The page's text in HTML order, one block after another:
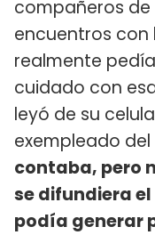
compañeros
encuentros con
realmente
cuidado con
leyó de su
exempleado
contaba, pero
se difundiera
podía generar